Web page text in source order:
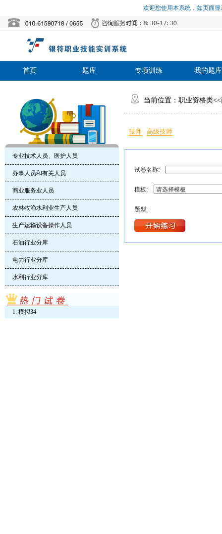
欢迎您使用本系统，如页面
首页 题库 专项训练 我的题库
专业技术人员、医护人员
办事人员和有关人员
商业服务业人员
农林牧渔水利业生产人员
生产运输设备操作人员
石油行业分库
电力行业分库
水利行业分库
模拟34
当前位置： 职业资格类<<
技师 高级技师
试卷名称:
模板:
题型: